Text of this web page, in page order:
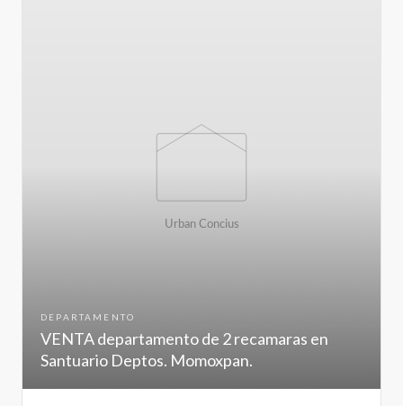
DEPARTAMENTO
VENTA departamento de 2 recamaras en
Santuario Deptos. Momoxpan.